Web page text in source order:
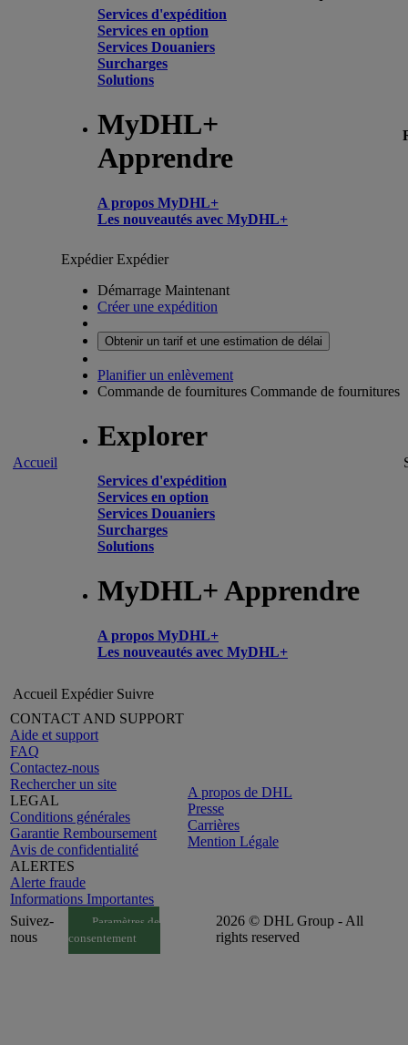
Services d'expédition
Services en option
Services Douaniers
Surcharges
Solutions
MyDHL+
Apprendre
A propos MyDHL+
Les nouveautés avec MyDHL+
Accueil
ExpédierExpédier
Démarrage Maintenant
Créer une expédition
Obtenir un tarif et une estimation de délai
Planifier un enlèvement
Commande de fournitures Commande de fournitures
Explorer
Services d'expédition
Services en option
Services Douaniers
Surcharges
Solutions
MyDHL+ Apprendre
A propos MyDHL+
Les nouveautés avec MyDHL+
Accueil Expédier Suivre
CONTACT AND SUPPORT
Aide et support
FAQ
Contactez-nous
Rechercher un site
LEGAL
Conditions générales
Garantie Remboursement
Avis de confidentialité
ALERTES
Alerte fraude
Informations Importantes
A propos de DHL
Presse
Carrières
Mention Légale
Suivez-
nous
Paramètres de
consentement
2026 © DHL Group - All
rights reserved